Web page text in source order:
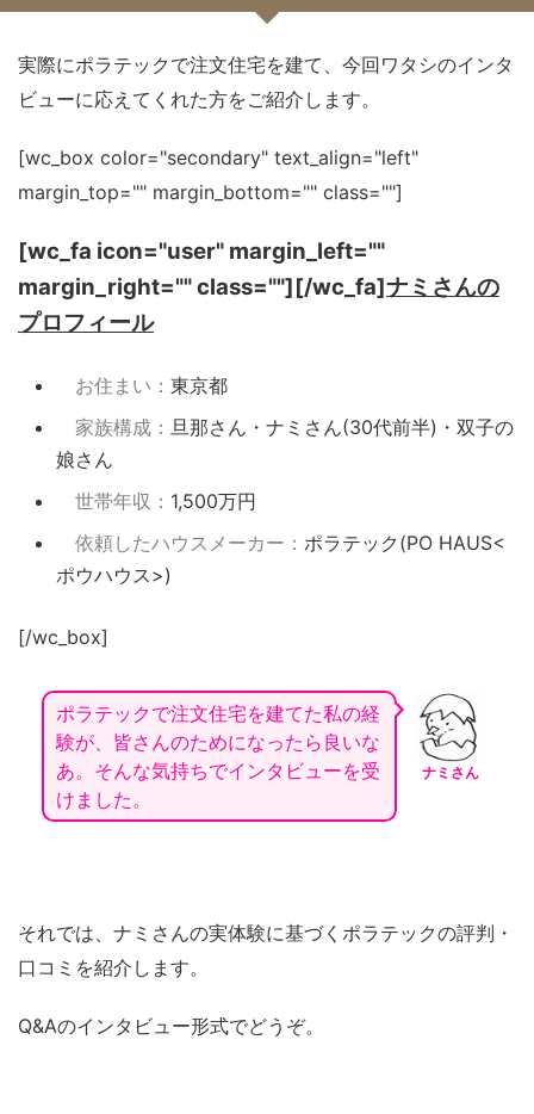
実際にポラテックで注文住宅を建て、今回ワタシのインタ
ビューに応えてくれた方をご紹介します。
[wc_box color="secondary" text_align="left"
margin_top="" margin_bottom="" class=""]
[wc_fa icon="user" margin_left=""
margin_right="" class=""][/wc_fa]ナミさんの
プロフィール
お住まい： 東京都
家族構成： 旦那さん・ナミさん(30代前半)・双子の
娘さん
世帯年収： 1,500万円
依頼したハウスメーカー： ポラテック(PO HAUS<
ポウハウス>)
[/wc_box]
ナミさん
ポラテックで注文住宅を建てた私の経
験が、皆さんのためになったら良いな
あ。そんな気持ちでインタビューを受
けました。
それでは、ナミさんの実体験に基づくポラテックの評判・
口コミを紹介します。
Q&Aのインタビュー形式でどうぞ。